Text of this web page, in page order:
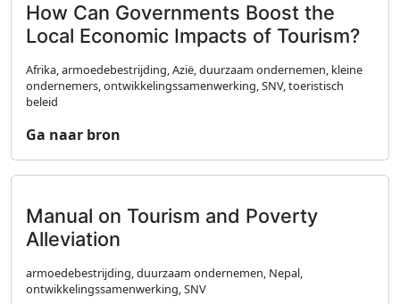
How Can Governments Boost the
Local Economic Impacts of Tourism?
Afrika, armoedebestrijding, Azië, duurzaam ondernemen, kleine
ondernemers, ontwikkelingssamenwerking, SNV, toeristisch
beleid
Ga naar bron
Manual on Tourism and Poverty
Alleviation
armoedebestrijding, duurzaam ondernemen, Nepal,
ontwikkelingssamenwerking, SNV